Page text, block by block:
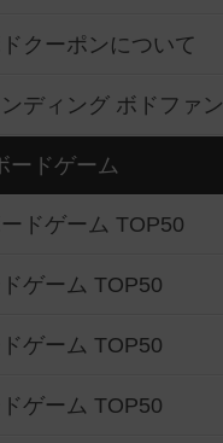
クーポンについて
ディング ボドファン
ードゲーム
ドゲーム TOP50
ゲーム TOP50
ゲーム TOP50
ゲーム TOP50